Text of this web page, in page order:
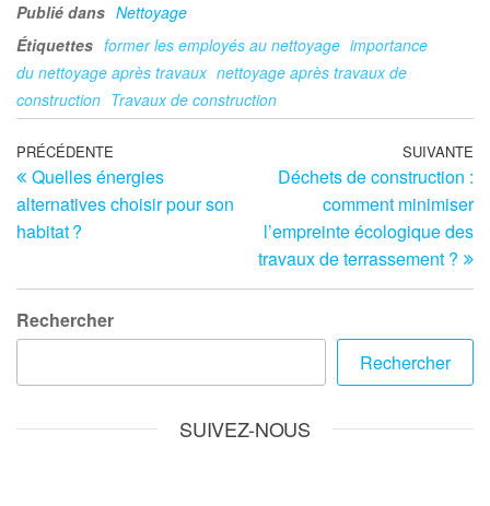
Publié dans Nettoyage
Étiquettes former les employés au nettoyage importance
du nettoyage après travaux nettoyage après travaux de
construction Travaux de construction
Navigation
de
l’article
Article
précédent
PRÉCÉDENTE
Quelles énergies
alternatives choisir pour son
habitat ?
SUIVANTE
Déchets de construction :
comment minimiser
l’empreinte écologique des
travaux de terrassement ?
Rechercher
Rechercher
SUIVEZ-NOUS